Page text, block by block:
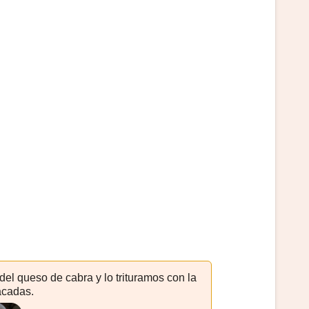
queso de cabra y lo trituramos con la